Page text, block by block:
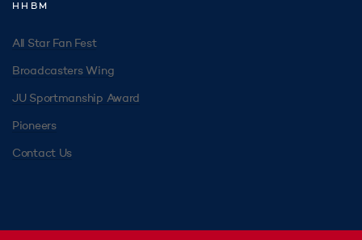
HHBM
All Star Fan Fest
Broadcasters Wing
JU Sportmanship Award
Pioneers
Contact Us